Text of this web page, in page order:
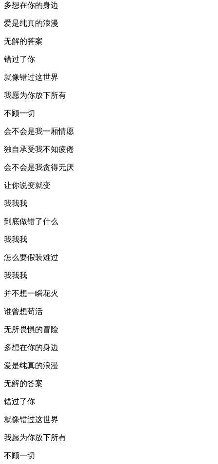
多想在你的身边
爱是纯真的浪漫
无解的答案
错过了你
就像错过这世界
我愿为你放下所有
不顾一切
会不会是我一厢情愿
独自承受我不知疲倦
会不会是我贪得无厌
让你说变就变
我我我
到底做错了什么
我我我
怎么要假装难过
我我我
并不想一瞬花火
谁曾想苟活
无所畏惧的冒险
多想在你的身边
爱是纯真的浪漫
无解的答案
错过了你
就像错过这世界
我愿为你放下所有
不顾一切